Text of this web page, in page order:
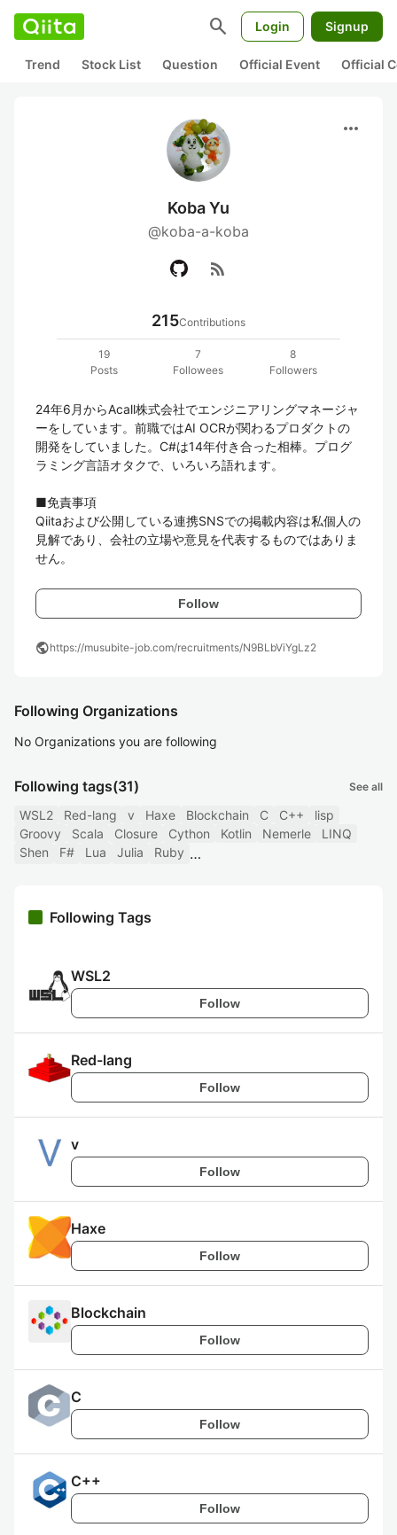
search Login Signup
Trend Stock List Question Official Event Official
more_horiz
Koba Yu
@koba-a-koba
rss_feed
215Contributions
19
Posts
7
Followees
8
Followers
24年6月からAcall株式会社でエンジニアリングマネージャ
ーをしています。前職ではAI OCRが関わるプロダクトの
開発をしていました。C#は14年付き合った相棒。プログ
ラミング言語オタクで、いろいろ語れます。
■免責事項
Qiitaおよび公開している連携SNSでの掲載内容は私個人の
見解であり、会社の立場や意見を代表するものではありま
せん。
Follow
publichttps://musubite-job.com/recruitments/N9BLbViYgLz2
Following Organizations
No Organizations you are following
Following tags(31) See all
WSL2 Red-lang v Haxe Blockchain C C++
lisp
Groovy
Scala Closure Cython Kotlin Nemerle
LINQ
Shen
F# Lua Julia Ruby
Following Tags
WSL2
Follow
Red-lang
Follow
v
Follow
Haxe
Follow
Blockchain
Follow
C
Follow
C++
Follow